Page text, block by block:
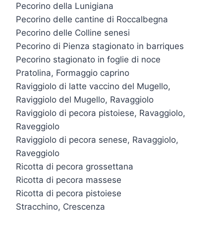
Pecorino della Lunigiana
Pecorino delle cantine di Roccalbegna
Pecorino delle Colline senesi
Pecorino di Pienza stagionato in barriques
Pecorino stagionato in foglie di noce
Pratolina, Formaggio caprino
Raviggiolo di latte vaccino del Mugello,
Raviggiolo del Mugello, Ravaggiolo
Raviggiolo di pecora pistoiese, Ravaggiolo,
Raveggiolo
Raviggiolo di pecora senese, Ravaggiolo,
Raveggiolo
Ricotta di pecora grossettana
Ricotta di pecora massese
Ricotta di pecora pistoiese
Stracchino, Crescenza